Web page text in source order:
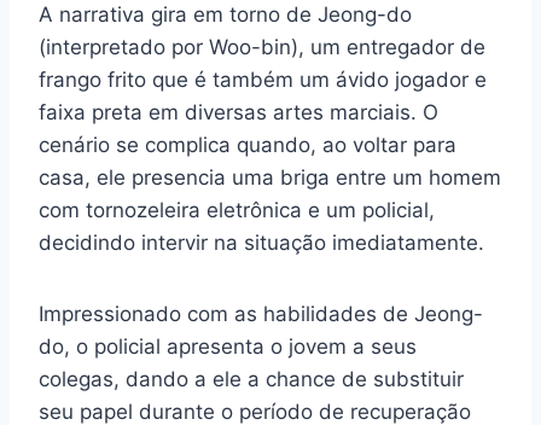
A narrativa gira em torno de Jeong-do
(interpretado por Woo-bin), um entregador de
frango frito que é também um ávido jogador e
faixa preta em diversas artes marciais. O
cenário se complica quando, ao voltar para
casa, ele presencia uma briga entre um homem
com tornozeleira eletrônica e um policial,
decidindo intervir na situação imediatamente.
Impressionado com as habilidades de Jeong-
do, o policial apresenta o jovem a seus
colegas, dando a ele a chance de substituir
seu papel durante o período de recuperação